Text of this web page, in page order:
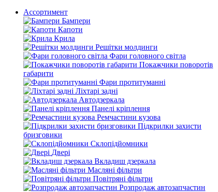
Ассортимент
Бампери
Капоти
Крила
Решітки молдинги
Фари головного світла
Покажчики поворотів
габарити
Фари протитуманні
Ліхтарі задні
Автодзеркала
Панелі кріплення
Ремчастини кузова
Підкрилки захисти
бризговики
Склопідйомники
Двері
Вкладиш дзеркала
Масляні фільтри
Повітряні фільтри
Розпродаж автозапчастин